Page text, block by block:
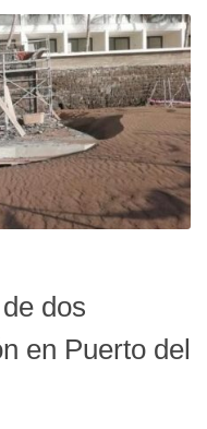
dos
en Puerto del